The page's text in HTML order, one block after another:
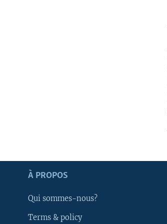
SUIVEZ-NOUS
À PROPOS
Qui sommes-nous?
Terms & policy